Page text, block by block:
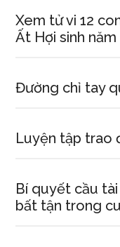
Xem tử vi 12
Ất Hợi sinh năm
Đường chỉ tay
Luyện tập trao
Bí quyết cầu
bất tận trong